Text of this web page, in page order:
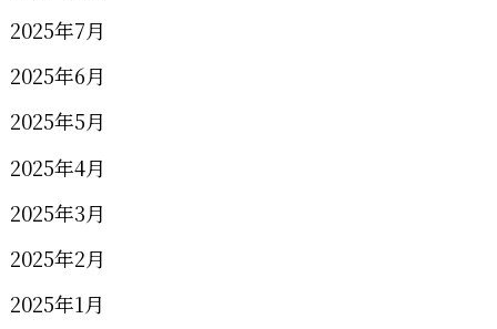
2025年7月
2025年6月
2025年5月
2025年4月
2025年3月
2025年2月
2025年1月